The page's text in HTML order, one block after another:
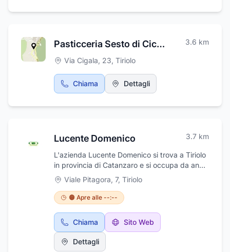
al venerdi dalle 7 alle 13 e dalle 14.30 alle 20.
Pasticceria Sesto di Ciccone Sesto 3.6 km
Via Cigala, 23, Tiriolo
Chiama Dettagli
Lucente Domenico 3.7 km
L'azienda Lucente Domenico si trova a Tiriolo
in provincia di Catanzaro e si occupa da anni
di riscaldamento e stufe a pellets. Da noi
troverai ogni soluzione adatta al tuo scopo:
caminetti,, stufe a pellets, e ibride
legna/pellets. Inoltre troverai caldaie a
condensazione e sistemi ibridi e radianti.
Trattiamo solo con marchi importanti e leader
nel settore per fornire alla nostra clientela un
servizio sempre maggiore ed una garanzia
Viale Pitagora, 7, Tiriolo
🟠 Apre alle --:--
Chiama Sito Web
Dettagli